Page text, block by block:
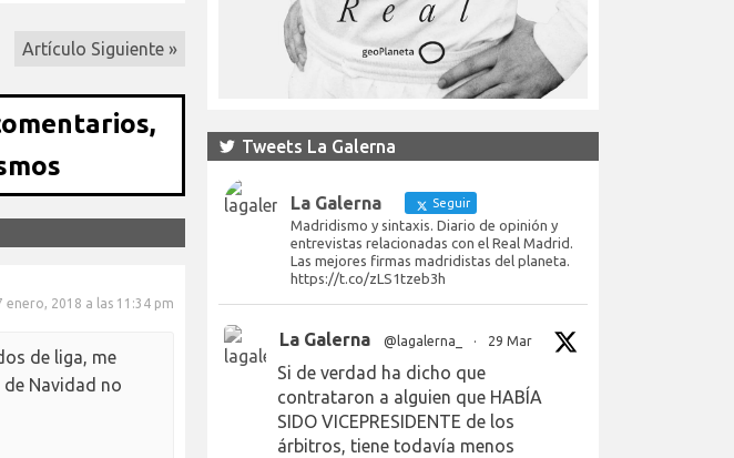
Artículo Siguiente »
enero, 2018 a las 11:34 pm
de liga, me
de Navidad no
Tweets La Galerna
La Galerna Seguir
Madridismo y sintaxis. Diario de opinión y
entrevistas relacionadas con el Real Madrid.
Las mejores firmas madridistas del planeta.
https://t.co/zLS1tzeb3h
La Galerna @lagalerna_ · 29 Mar
Si de verdad ha dicho que
contrataron a alguien que HABÍA
SIDO VICEPRESIDENTE de los
árbitros, tiene todavía menos